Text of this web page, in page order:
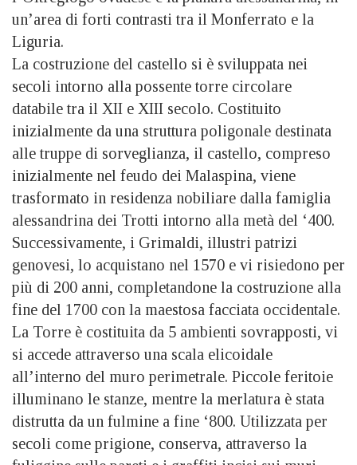
un’area di forti contrasti tra il Monferrato e la
Liguria.
La costruzione del castello si è sviluppata nei
secoli intorno alla possente torre circolare
databile tra il XII e XIII secolo. Costituito
inizialmente da una struttura poligonale destinata
alle truppe di sorveglianza, il castello, compreso
inizialmente nel feudo dei Malaspina, viene
trasformato in residenza nobiliare dalla famiglia
alessandrina dei Trotti intorno alla metà del ‘400.
Successivamente, i Grimaldi, illustri patrizi
genovesi, lo acquistano nel 1570 e vi risiedono per
più di 200 anni, completandone la costruzione alla
fine del 1700 con la maestosa facciata occidentale.
La Torre è costituita da 5 ambienti sovrapposti, vi
si accede attraverso una scala elicoidale
all’interno del muro perimetrale. Piccole feritoie
illuminano le stanze, mentre la merlatura è stata
distrutta da un fulmine a fine ‘800. Utilizzata per
secoli come prigione, conserva, attraverso la